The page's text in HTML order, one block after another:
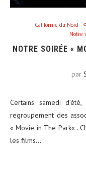
Californie du Nord
Notre
NOTRE SOIRÉE «
par
Certains samedi
regroupement des
« Movie in The Park« .
les films…